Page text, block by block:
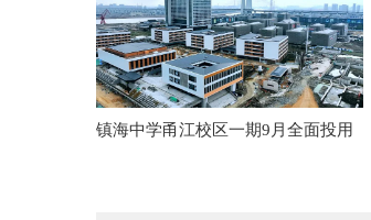
镇海中学甬江校区一期9月全面投用